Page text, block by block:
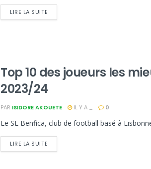
LIRE LA SUITE
Top 10 des joueurs les
2023/24
PAR ISIDORE AKOUETE IL Y A _ 0
Le SL Benfica, club de football basé à
LIRE LA SUITE